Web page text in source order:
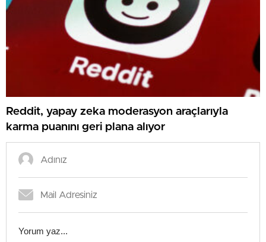
Reddit, yapay zeka moderasyon araçlarıyla
karma puanını geri plana alıyor